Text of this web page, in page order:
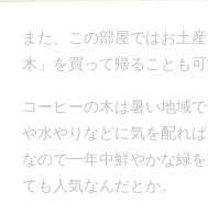
また、この部屋ではお土
木」を買って帰ることも可
コーヒーの木は暑い地域
や水やりなどに気を配れ
なので一年中鮮やかな緑
ても人気なんだとか。